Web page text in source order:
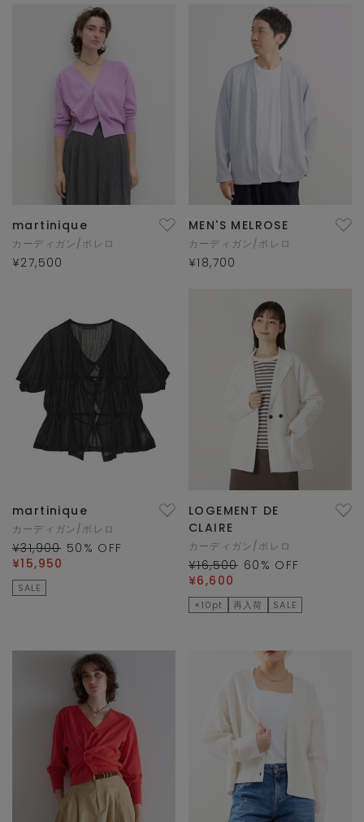
martinique
カーディガン/ボレロ
¥27,500
MEN'S MELROSE
カーディガン/ボレロ
¥18,700
martinique
カーディガン/ボレロ
¥31,900 50 % OFF
¥15,950
SALE
LOGEMENT DE
CLAIRE
カーディガン/ボレロ
¥16,500 60 % OFF
¥6,600
×10pt 再入荷 SALE